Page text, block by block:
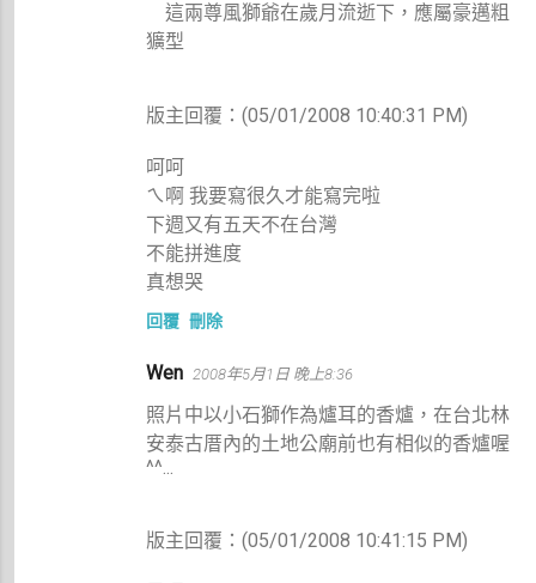
這兩尊風獅爺在歲月流逝下，應屬豪邁粗
獷型
版主回覆：(05/01/2008 10:40:31 PM)
呵呵
ㄟ啊 我要寫很久才能寫完啦
下週又有五天不在台灣
不能拼進度
真想哭
回覆 刪除
Wen 2008年5月1日 晚上8:36
照片中以小石獅作為爐耳的香爐，在台北林
安泰古厝內的土地公廟前也有相似的香爐喔
^^...
版主回覆：(05/01/2008 10:41:15 PM)